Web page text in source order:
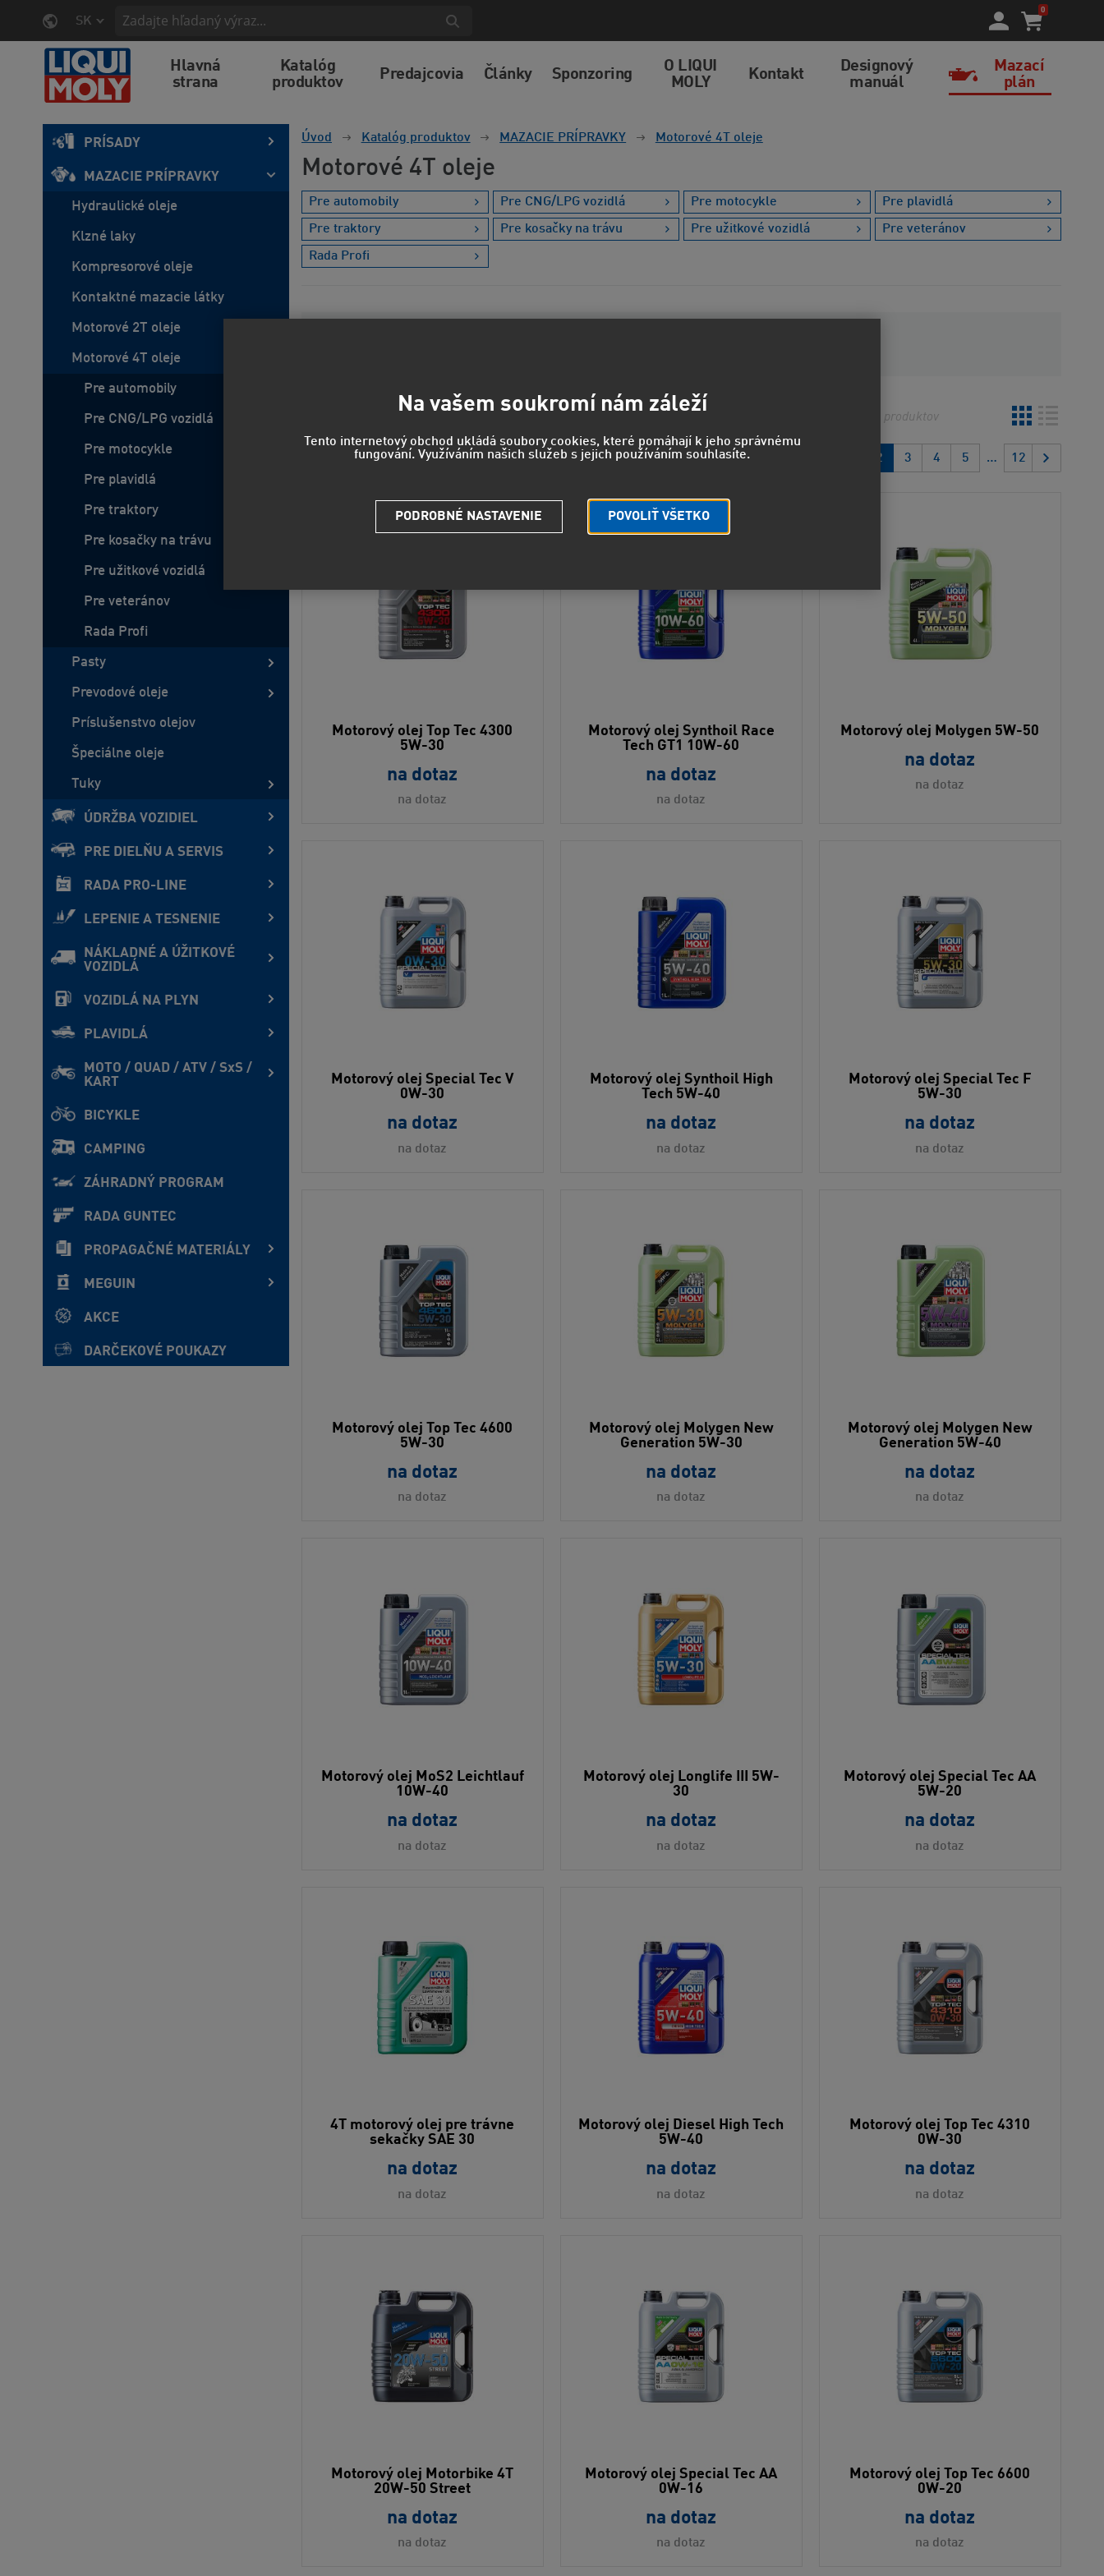
SK
0
Hlavná
strana
Katalóg
produktov
Predajcovia Články Sponzoring
O LIQUI
MOLY
Kontakt
Designový
manuál
Mazací
plán
PRÍSADY
MAZACIE PRÍPRAVKY
Hydraulické oleje
Klzné laky
Kompresorové oleje
Kontaktné mazacie látky
Motorové 2T oleje
Motorové 4T oleje
Pre automobily
Pre CNG/LPG vozidlá
Pre motocykle
Pre plavidlá
Pre traktory
Pre kosačky na trávu
Pre užitkové vozidlá
Pre veteránov
Rada Profi
Pasty
Prevodové oleje
Príslušenstvo olejov
Špeciálne oleje
Tuky
ÚDRŽBA VOZIDIEL
PRE DIELŇU A SERVIS
RADA PRO-LINE
LEPENIE A TESNENIE
NÁKLADNÉ A ÚŽITKOVÉ
VOZIDLÁ
VOZIDLÁ NA PLYN
PLAVIDLÁ
MOTO / QUAD / ATV / SxS /
KART
BICYKLE
CAMPING
ZÁHRADNÝ PROGRAM
RADA GUNTEC
PROPAGAČNÉ MATERIÁLY
MEGUIN
AKCE
DARČEKOVÉ POUKAZY
Úvod Katalóg produktov MAZACIE PRÍPRAVKY Motorové 4T oleje
Motorové 4T oleje
Pre automobily Pre CNG/LPG vozidlá Pre motocykle Pre plavidlá
Pre traktory Pre kosačky na trávu Pre užitkové vozidlá Pre veteránov
Rada Profi
Predvolené radenie Od najlacnejšieho Od najdrahšieho produktov
2 3 4 5 12
Motorový olej Top Tec 4300
5W-30
na dotaz
na dotaz
Motorový olej Synthoil Race
Tech GT1 10W-60
na dotaz
na dotaz
Motorový olej Molygen 5W-50
na dotaz
na dotaz
Motorový olej Special Tec V
0W-30
na dotaz
na dotaz
Motorový olej Synthoil High
Tech 5W-40
na dotaz
na dotaz
Motorový olej Special Tec F
5W-30
na dotaz
na dotaz
Motorový olej Top Tec 4600
5W-30
na dotaz
na dotaz
Motorový olej Molygen New
Generation 5W-30
na dotaz
na dotaz
Motorový olej Molygen New
Generation 5W-40
na dotaz
na dotaz
Motorový olej MoS2 Leichtlauf
10W-40
na dotaz
na dotaz
Motorový olej Longlife III 5W-
30
na dotaz
na dotaz
Motorový olej Special Tec AA
5W-20
na dotaz
na dotaz
4T motorový olej pre trávne
sekačky SAE 30
na dotaz
na dotaz
Motorový olej Diesel High Tech
5W-40
na dotaz
na dotaz
Motorový olej Top Tec 4310
0W-30
na dotaz
na dotaz
Motorový olej Motorbike 4T
20W-50 Street
na dotaz
na dotaz
Motorový olej Special Tec AA
0W-16
na dotaz
na dotaz
Motorový olej Top Tec 6600
0W-20
na dotaz
na dotaz
Na vašem soukromí nám záleží
Tento internetový obchod ukládá soubory cookies, které pomáhají k jeho správnému
fungování. Využíváním našich služeb s jejich používáním souhlasíte.
POVOLIŤ VŠETKO
PODROBNÉ NASTAVENIE